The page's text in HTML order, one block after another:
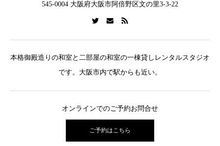
545-0004 大阪府大阪市阿倍野区文の里3-3-22
本格御殿造りの和室と二部屋の和室の一棟貸しレンタルスタジオ
です。大阪市内で駅からも近い。
オンラインでのご予約お問合せ
ご予約はこちら